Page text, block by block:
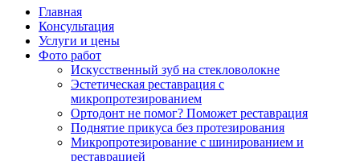
Главная
Консультация
Услуги и цены
Фото работ
Искусственный зуб на стекловолокне
Эстетическая реставрация с
микропротезированием
Ортодонт не помог? Поможет реставрация
Поднятие прикуса без протезирования
Микропротезирование с шинированием и
реставрацией